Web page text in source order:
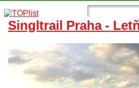
Singltrail Praha -